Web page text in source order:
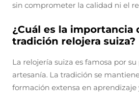
sin comprometer la calidad ni el
¿Cuál es la importancia
tradición relojera suiza?
La relojería suiza es famosa por
artesanía. La tradición se
formación extensa en